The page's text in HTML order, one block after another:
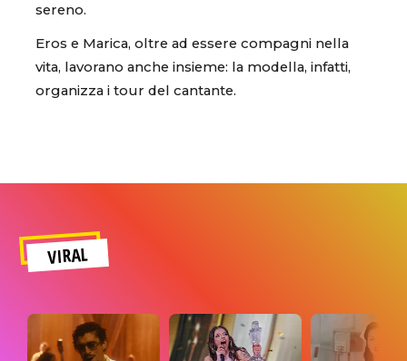
sereno.
Eros e Marica, oltre ad essere compagni nella
vita, lavorano anche insieme: la modella, infatti,
organizza i tour del cantante.
VIRAL